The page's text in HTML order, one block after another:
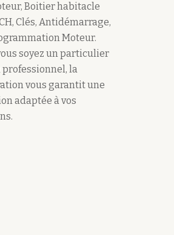
Boitier habitacle
Clés, Antidémarrage,
Moteur.
soyez un particulier
professionnel, la
vous garantit une
adaptée à vos